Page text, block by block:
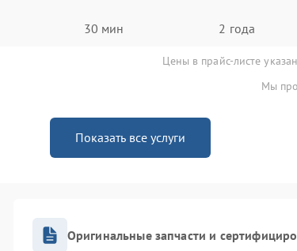
30 мин 2 года
Цены в прайс-листе
Мы
Показать все услуги
Оригинальные запчасти и